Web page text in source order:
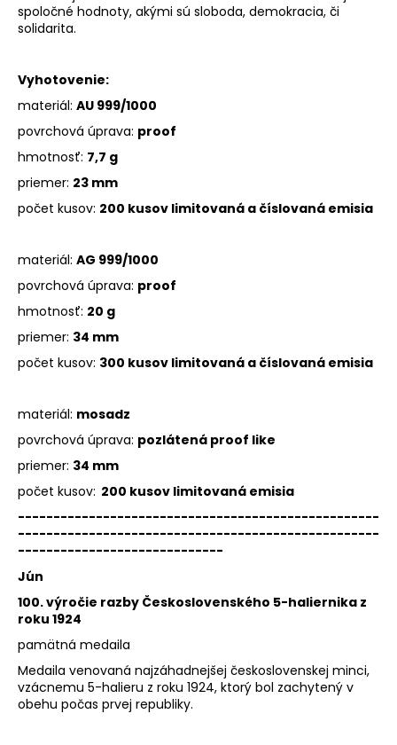
spoločné hodnoty, akými sú sloboda, demokracia, či
solidarita.
Vyhotovenie:
materiál: AU 999/1000
povrchová úprava: proof
hmotnosť: 7,7 g
priemer: 23 mm
počet kusov: 200 kusov limitovaná a číslovaná emisia
materiál: AG 999/1000
povrchová úprava: proof
hmotnosť: 20 g
priemer: 34 mm
počet kusov: 300 kusov limitovaná a číslovaná emisia
materiál: mosadz
povrchová úprava: pozlátená proof like
priemer: 34 mm
počet kusov: 200 kusov limitovaná emisia
---------------------------------------------------
---------------------------------------------------
-----------------------------
Jún
100. výročie razby Československého 5-haliernika z
roku 1924
pamätná medaila
Medaila venovaná najzáhadnejšej československej minci,
vzácnemu 5-halieru z roku 1924, ktorý bol zachytený v
obehu počas prvej republiky.